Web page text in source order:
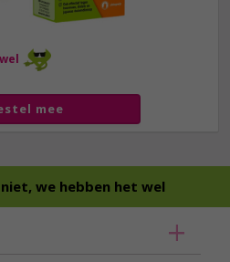
wel
mee
we hebben het wel